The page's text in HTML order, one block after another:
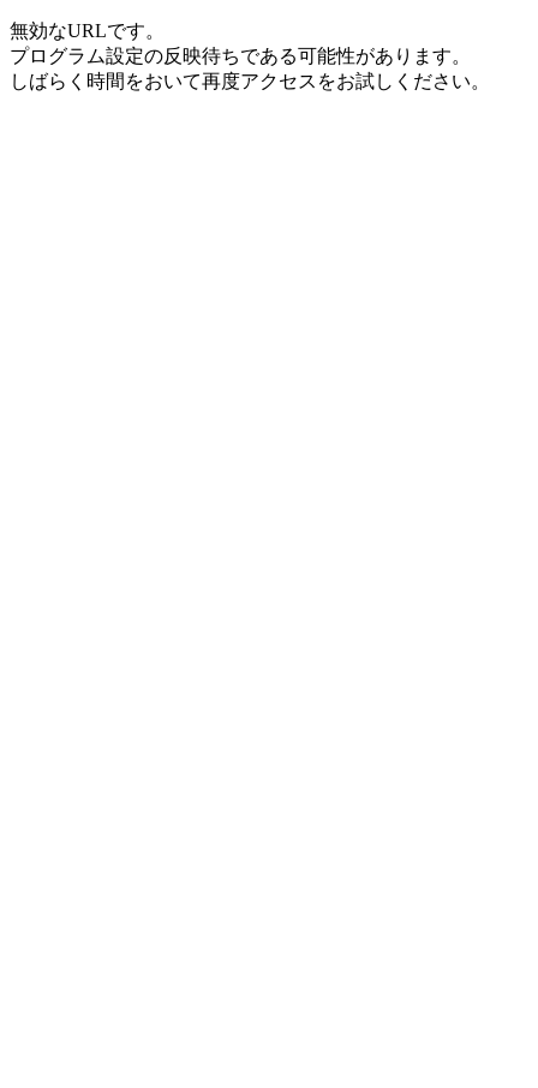
無効なURLです。
プログラム設定の反映待ちである可能性があります。
しばらく時間をおいて再度アクセスをお試しください。